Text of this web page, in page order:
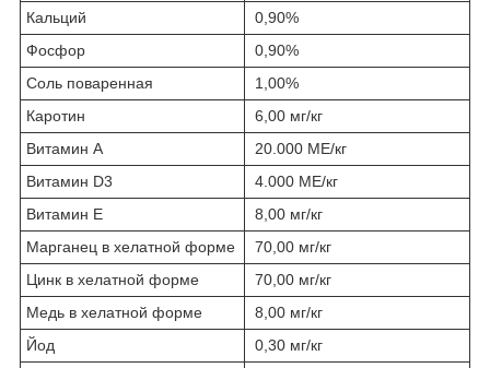
Кальций
0,90%
Фосфор
0,90%
Соль поваренная
1,00%
Каротин
6,00 мг/кг
Витамин А
20.000 МЕ/кг
Витамин D3
4.000 МЕ/кг
Витамин Е
8,00 мг/кг
Марганец в хелатной форме
70,00 мг/кг
Цинк в хелатной форме
70,00 мг/кг
Медь в хелатной форме
8,00 мг/кг
Йод
0,30 мг/кг